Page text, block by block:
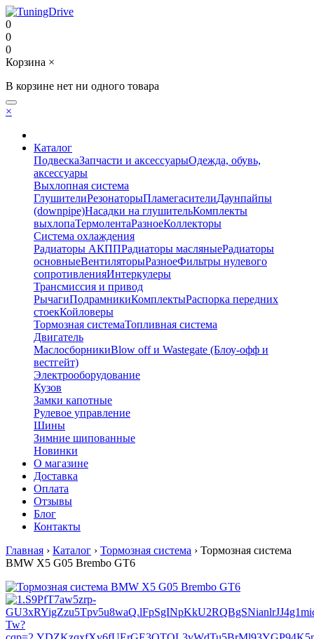
0
0
0
Корзина ×
В корзине нет ни одного товара
×
Каталог
ПодвескаЗапчасти и аксессуарыОдежда, обувь,
аксессуары
Выхлопная система
ГлушителиРезонаторыПламегасителиДаунпайпы
(downpipe)Насадки на глушительКомплекты
выхлопаТермолентаРазноеКоллекторы
Система охлаждения
Радиаторы АКППРадиаторы масляныеРадиаторы
основныеВентиляторыРазноеФильтры нулевого
сопротивленияИнтеркулеры
Трансмиссия и привод
РычагиПодрамникиКомплектыРаспорка передних
стоекКойловеры
Тормозная системаТопливная система
Двигатель
МаслосборникиBlow off и Wastegate (Блоу-офф и
вестгейт)
Электрооборудование
Кузов
Замки капотные
Рулевое управление
Шины
Зимние шипованные
Новинки
О магазине
Доставка
Оплата
Отзывы
Блог
Контакты
Главная › Каталог › Тормозная система › Тормозная система
BMW X5 G05 Brembo GT6